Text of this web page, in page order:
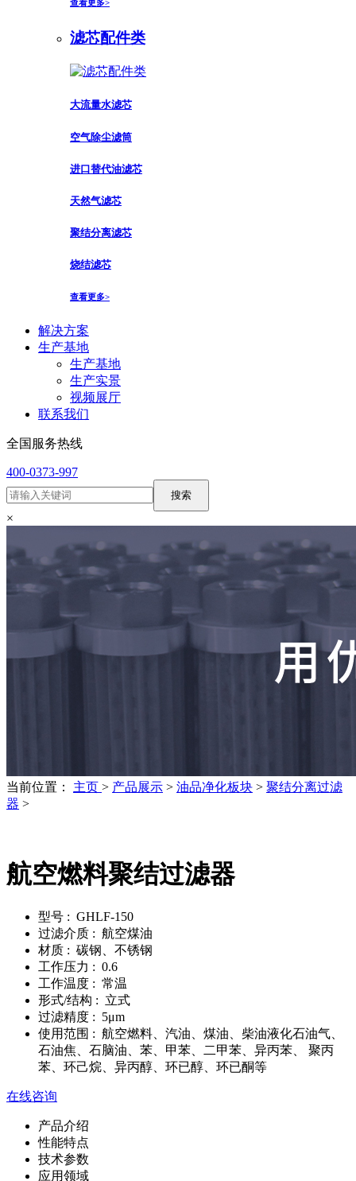
查看更多>
滤芯配件类
大流量水滤芯
空气除尘滤筒
进口替代油滤芯
天然气滤芯
聚结分离滤芯
烧结滤芯
查看更多>
解决方案
生产基地
生产基地
生产实景
视频展厅
联系我们
全国服务热线
400-0373-997
搜索
×
当前位置： 主页 > 产品展示 > 油品净化板块 > 聚结分离过滤
器 >
航空燃料聚结过滤器
型号 : GHLF-150
过滤介质 : 航空煤油
材质 : 碳钢、不锈钢
工作压力 : 0.6
工作温度 : 常温
形式/结构 : 立式
过滤精度 : 5μm
使用范围 : 航空燃料、汽油、煤油、柴油液化石油气、
石油焦、石脑油、苯、甲苯、二甲苯、异丙苯、 聚丙
苯、环己烷、异丙醇、环已醇、环已酮等
在线咨询
产品介绍
性能特点
技术参数
应用领域